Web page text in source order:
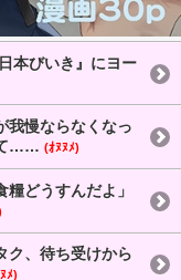
本びいき』にヨー
我慢ならなくなっ
て…… (ｵﾇﾇﾒ)
どうすんだよ」
ク、待ち受けから
ﾒ)